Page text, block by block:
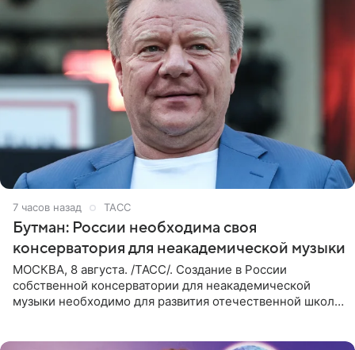
7 часов назад ТАСС
Бутман: России необходима своя
консерватория для неакадемической музыки
МОСКВА, 8 августа. /ТАСС/. Создание в России
собственной консерватории для неакадемической
музыки необходимо для развития отечественной школы